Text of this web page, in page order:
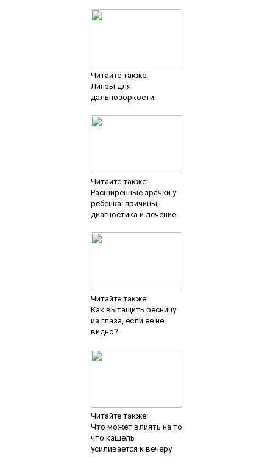
Читайте также:
Линзы для
дальнозоркости
Читайте также:
Расширенные зрачки у
ребенка: причины,
диагностика и лечение
Читайте также:
Как вытащить ресницу
из глаза, если ее не
видно?
Читайте также:
Что может влиять на то
что кашель
усиливается к вечеру